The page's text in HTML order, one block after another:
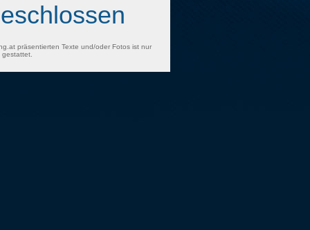
präsentierten Texte und/oder Fotos ist nur